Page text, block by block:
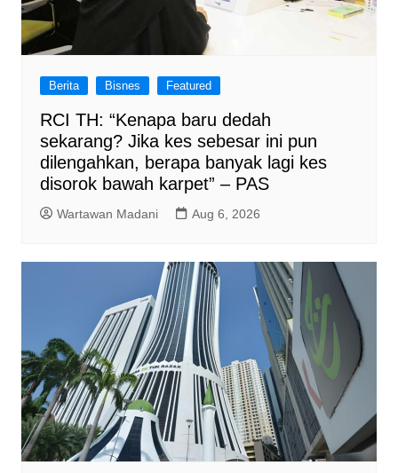
Berita Bisnes Featured
RCI TH: “Kenapa baru dedah
sekarang? Jika kes sebesar ini pun
dilengahkan, berapa banyak lagi kes
disorok bawah karpet” – PAS
Wartawan Madani Aug 6, 2026